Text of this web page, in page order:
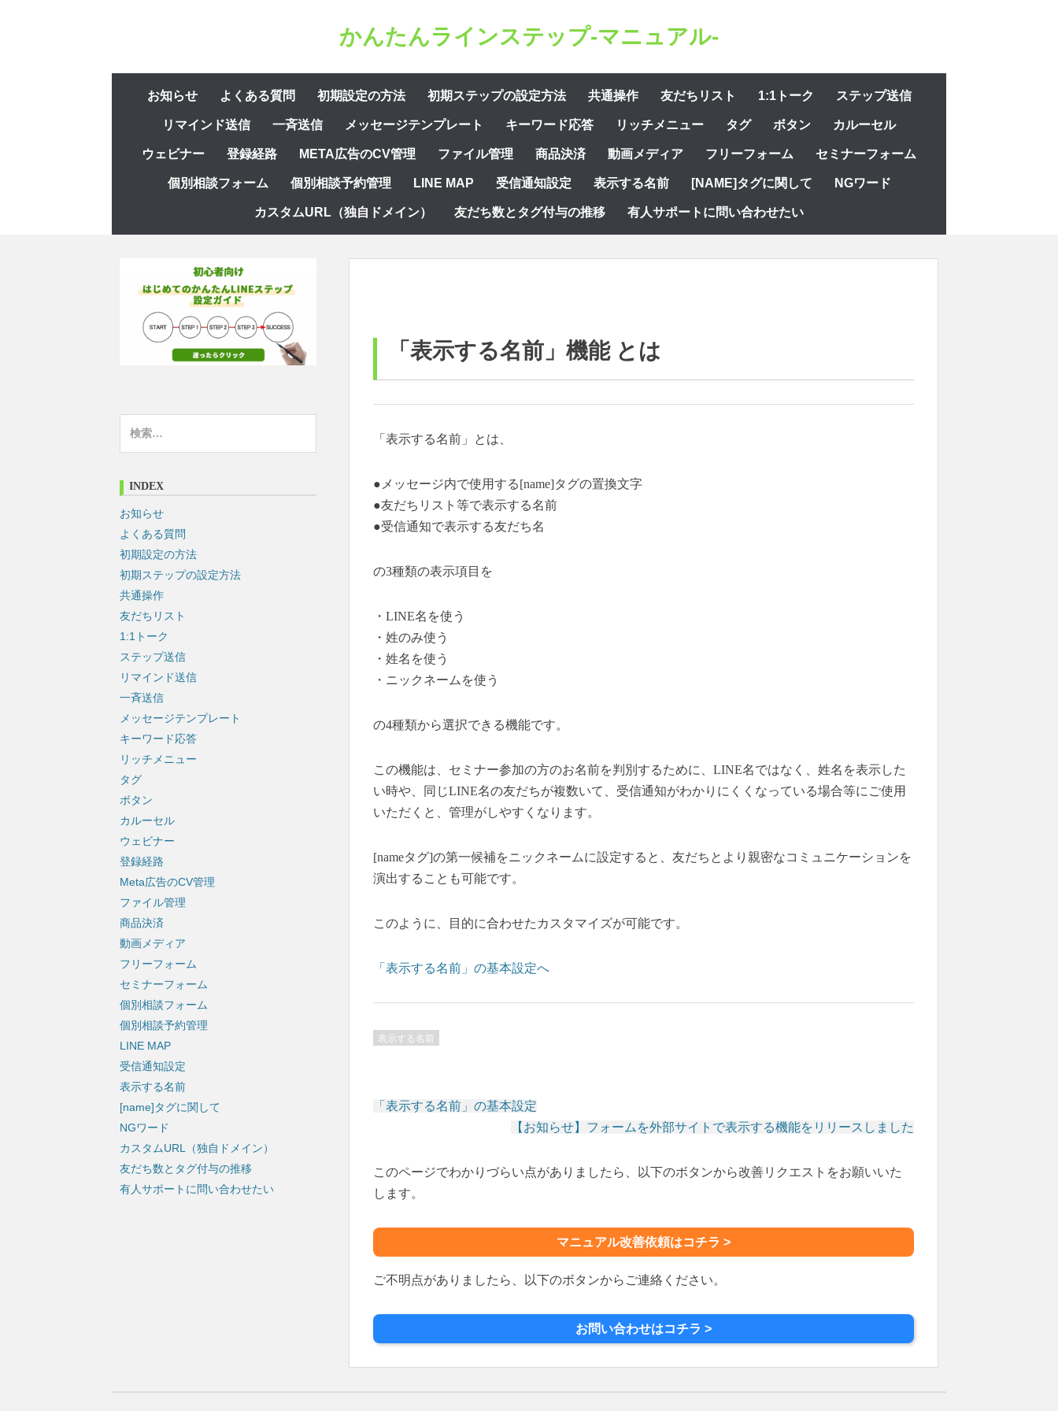
かんたんラインステップ-マニュアル-
キ
お知らせ よくある質問 初期設定の方法 初期ステップの設定方法 共通操作 友だちリスト 1:1トーク ステップ送信
リマインド送信 一斉送信 メッセージテンプレート キーワード応答 リッチメニュー タグ ボタン カルーセル
ウェビナー 登録経路 META広告のCV管理 ファイル管理 商品決済 動画メディア フリーフォーム セミナーフォーム
個別相談フォーム 個別相談予約管理 LINE MAP 受信通知設定 表示する名前 [NAME]タグに関して NGワード
カスタムURL（独自ドメイン） 友だち数とタグ付与の推移 有人サポートに問い合わせたい
「表示する名前」機能 とは
「表示する名前」とは、
●メッセージ内で使用する[name]タグの置換文字
●友だちリスト等で表示する名前
●受信通知で表示する友だち名
の3種類の表示項目を
・LINE名を使う
・姓のみ使う
・姓名を使う
・ニックネームを使う
の4種類から選択できる機能です。
この機能は、セミナー参加の方のお名前を判別するために、LINE名ではなく、姓名を表示した
い時や、同じLINE名の友だちが複数いて、受信通知がわかりにくくなっている場合等にご使用
いただくと、管理がしやすくなります。
[nameタグ]の第一候補をニックネームに設定すると、友だちとより親密なコミュニケーションを
演出することも可能です。
このように、目的に合わせたカスタマイズが可能です。
「表示する名前」の基本設定へ
表示する名前
稿
ナ
ビ
ゲ
ョ
「表示する名前」の基本設定
【お知らせ】フォームを外部サイトで表示する機能をリリースしました
このページでわかりづらい点がありましたら、以下のボタンから改善リクエストをお願いいた
します。
マニュアル改善依頼はコチラ >
ご不明点がありましたら、以下のボタンからご連絡ください。
お問い合わせはコチラ >
検
INDEX
お知らせ
よくある質問
初期設定の方法
初期ステップの設定方法
共通操作
友だちリスト
1:1トーク
ステップ送信
リマインド送信
一斉送信
メッセージテンプレート
キーワード応答
リッチメニュー
タグ
ボタン
カルーセル
ウェビナー
登録経路
Meta広告のCV管理
ファイル管理
商品決済
動画メディア
フリーフォーム
セミナーフォーム
個別相談フォーム
個別相談予約管理
LINE MAP
受信通知設定
表示する名前
[name]タグに関して
NGワード
カスタムURL（独自ドメイン）
友だち数とタグ付与の推移
有人サポートに問い合わせたい